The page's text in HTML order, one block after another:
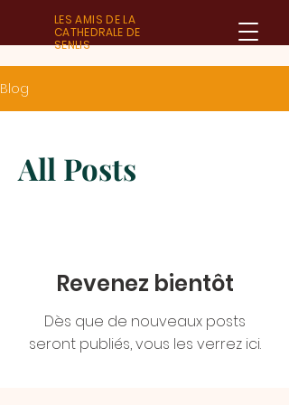
LES AMIS DE LA
CATHEDRALE DE
SENLIS
Blog
All Posts
Revenez bientôt
Dès que de nouveaux posts
seront publiés, vous les verrez ici.